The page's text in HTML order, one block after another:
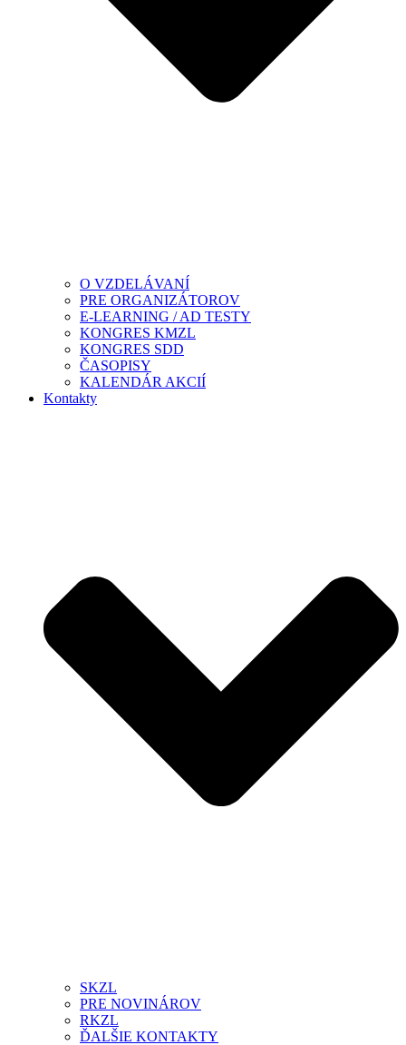
O VZDELÁVANÍ
PRE ORGANIZÁTOROV
E-LEARNING / AD TESTY
KONGRES KMZL
KONGRES SDD
ČASOPISY
KALENDÁR AKCIÍ
Kontakty
SKZL
PRE NOVINÁROV
RKZL
ĎALŠIE KONTAKTY